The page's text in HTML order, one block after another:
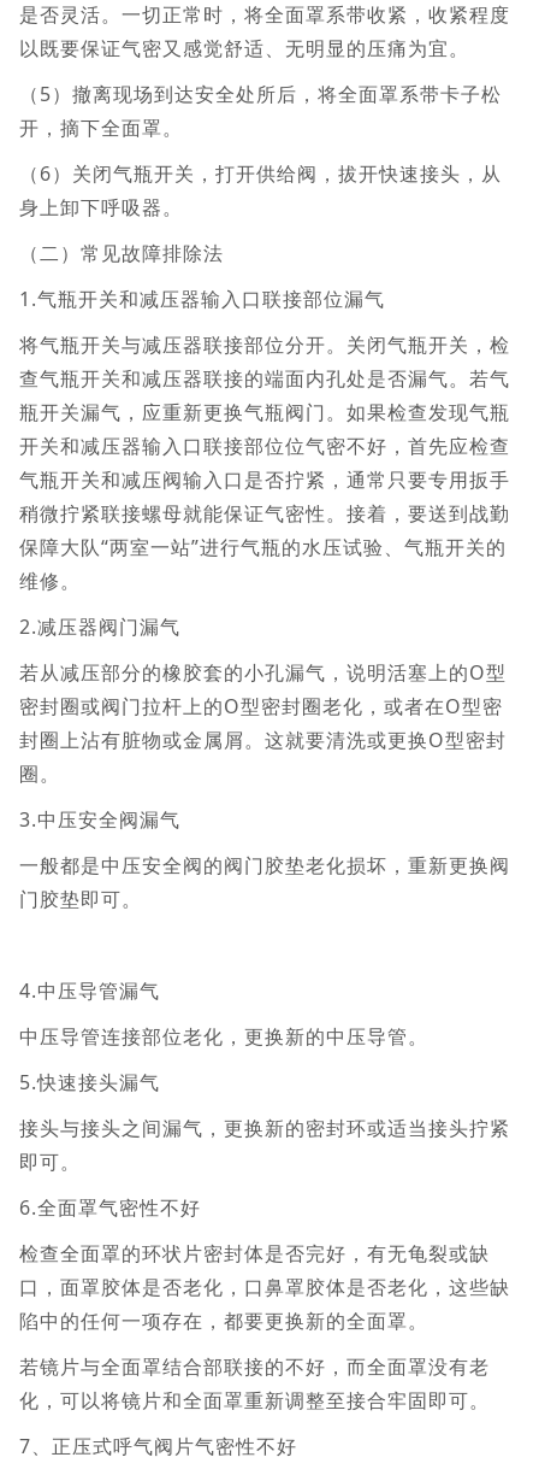
是否灵活。一切正常时，将全面罩系带收紧，收紧程度
以既要保证气密又感觉舒适、无明显的压痛为宜。
（5）撤离现场到达安全处所后，将全面罩系带卡子松
开，摘下全面罩。
（6）关闭气瓶开关，打开供给阀，拔开快速接头，从
身上卸下呼吸器。
（二）常见故障排除法
1.气瓶开关和减压器输入口联接部位漏气
将气瓶开关与减压器联接部位分开。关闭气瓶开关，检
查气瓶开关和减压器联接的端面内孔处是否漏气。若气
瓶开关漏气，应重新更换气瓶阀门。如果检查发现气瓶
开关和减压器输入口联接部位位气密不好，首先应检查
气瓶开关和减压阀输入口是否拧紧，通常只要专用扳手
稍微拧紧联接螺母就能保证气密性。接着，要送到战勤
保障大队“两室一站”进行气瓶的水压试验、气瓶开关的
维修。
2.减压器阀门漏气
若从减压部分的橡胶套的小孔漏气，说明活塞上的O型
密封圈或阀门拉杆上的O型密封圈老化，或者在O型密
封圈上沾有脏物或金属屑。这就要清洗或更换O型密封
圈。
3.中压安全阀漏气
一般都是中压安全阀的阀门胶垫老化损坏，重新更换阀
门胶垫即可。
4.中压导管漏气
中压导管连接部位老化，更换新的中压导管。
5.快速接头漏气
接头与接头之间漏气，更换新的密封环或适当接头拧紧
即可。
6.全面罩气密性不好
检查全面罩的环状片密封体是否完好，有无龟裂或缺
口，面罩胶体是否老化，口鼻罩胶体是否老化，这些缺
陷中的任何一项存在，都要更换新的全面罩。
若镜片与全面罩结合部联接的不好，而全面罩没有老
化，可以将镜片和全面罩重新调整至接合牢固即可。
7、正压式呼气阀片气密性不好